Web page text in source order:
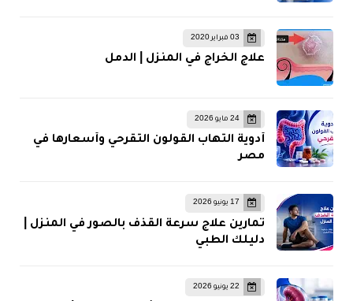
03 فبراير 2020
علاج الخراج في المنزل | الدمل
24 مايو 2026
أدوية التهاب القولون التقرحي وأسعارها في
مصر
17 يونيو 2026
تمارين علاج سرعة القذف بالصور في المنزل |
دليلك الطبي
22 يونيو 2026